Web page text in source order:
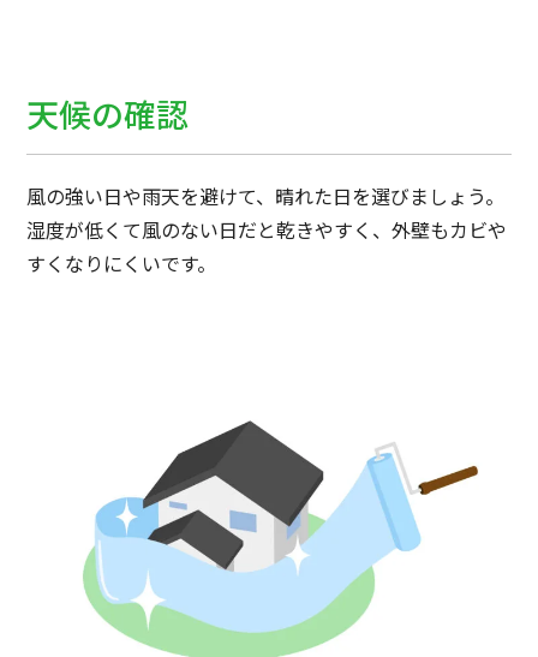
天候の確認
風の強い日や雨天を避けて、晴れた日を選びましょう。
湿度が低くて風のない日だと乾きやすく、外壁もカビや
すくなりにくいです。